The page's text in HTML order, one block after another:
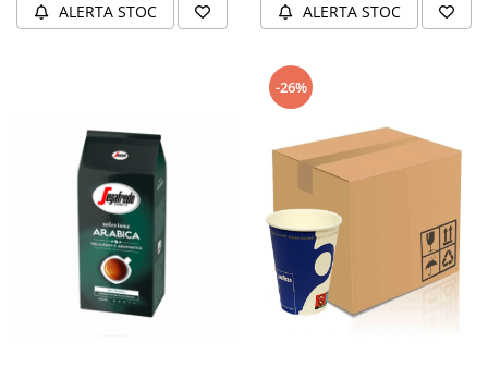
ALERTA STOC ALERTA STOC
-26%